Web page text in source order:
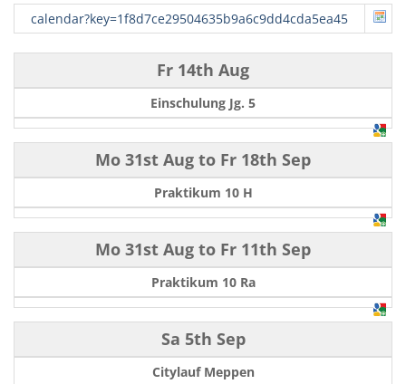
calendar?key=1f8d7ce29504635b9a6c9dd4cda5ea45
Fr 14th Aug
Einschulung Jg. 5
Mo 31st Aug to Fr 18th Sep
Praktikum 10 H
Mo 31st Aug to Fr 11th Sep
Praktikum 10 Ra
Sa 5th Sep
Citylauf Meppen